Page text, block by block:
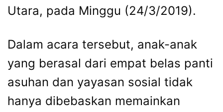
Utara, pada Minggu (24/3/2019).
Dalam acara tersebut, anak-anak
yang berasal dari empat belas panti
asuhan dan yayasan sosial tidak
hanya dibebaskan memainkan